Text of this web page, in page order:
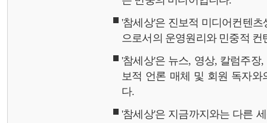
'참세상'은 진보적 미디어컨텐
으로서의 운영원리와 민중적
'참세상'은 뉴스, 영상, 칼럼주
보적 언론 매체 및 회원 독자와
다.
'참세상'은 지금까지와는 다른